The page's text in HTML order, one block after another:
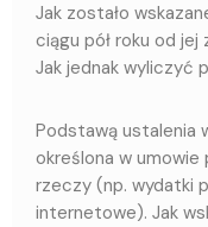
Jak zostało
ciągu pół roku od
Jak jednak wyliczyć
Podstawą ustalenia
określona w
rzeczy (np. wydatki
internetowe). Jak